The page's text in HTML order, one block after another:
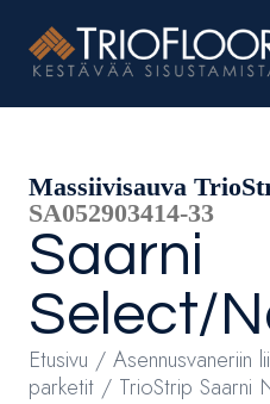
sisältöön
Massiivisauva
SA052903414-33
Saarni
Select/
Etusivu / Asennusvaneriin
parketit / TrioStrip Saarni